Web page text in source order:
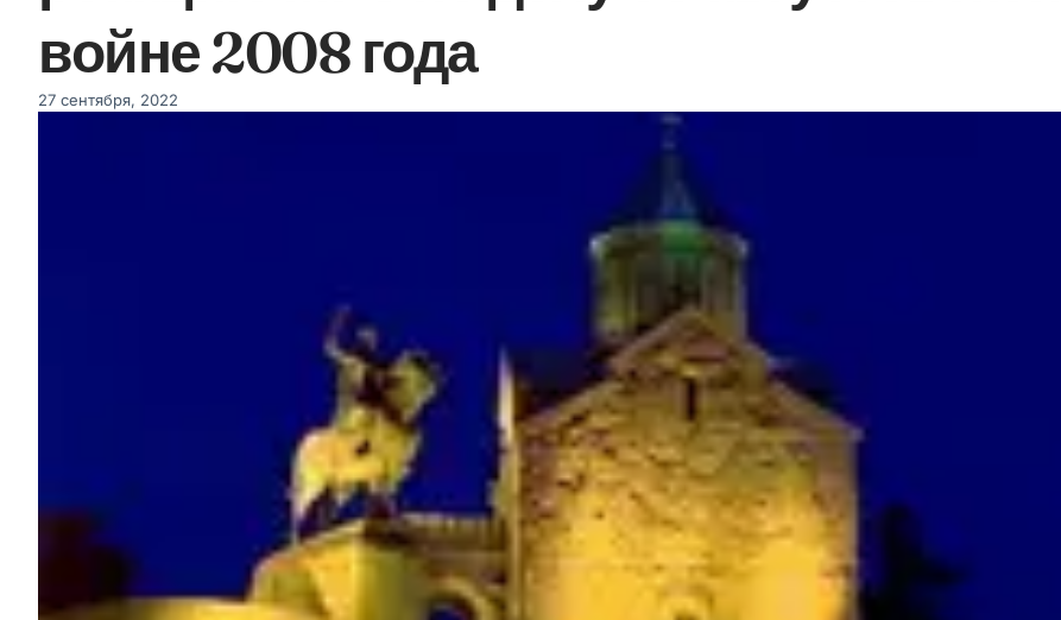
войне 2008 года
27 сентября, 2022